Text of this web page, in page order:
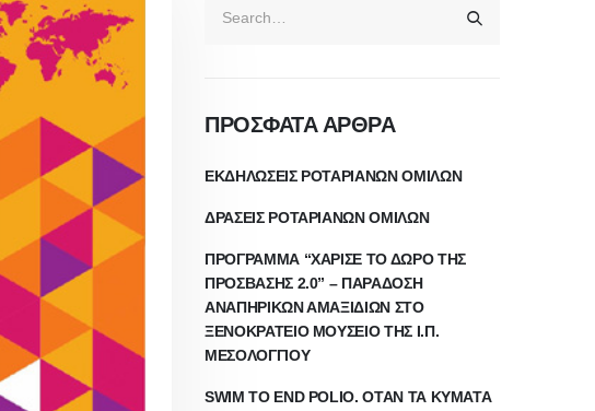
ΠΡΟΣΦΑΤΑ ΑΡΘΡΑ
ΕΚΔΗΛΩΣΕΙΣ ΡΟΤΑΡΙΑΝΩΝ ΟΜΙΛΩΝ
ΔΡΑΣΕΙΣ ΡΟΤΑΡΙΑΝΩΝ ΟΜΙΛΩΝ
ΠΡΟΓΡΑΜΜΑ “ΧΑΡΙΣΕ ΤΟ ΔΩΡΟ ΤΗΣ
ΠΡΟΣΒΑΣΗΣ 2.0” – ΠΑΡΑΔΟΣΗ
ΑΝΑΠΗΡΙΚΩΝ ΑΜΑΞΙΔΙΩΝ ΣΤΟ
ΞΕΝΟΚΡΑΤΕΙΟ ΜΟΥΣΕΙΟ ΤΗΣ Ι.Π.
ΜΕΣΟΛΟΓΓΙΟΥ
SWIM TO END POLIO. ΟΤΑΝ ΤΑ ΚΥΜΑΤΑ